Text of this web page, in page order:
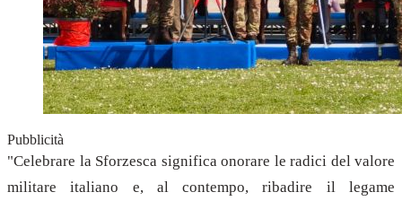
Pubblicità
"Celebrare la Sforzesca significa onorare le radici del valore
militare italiano e, al contempo, ribadire il legame